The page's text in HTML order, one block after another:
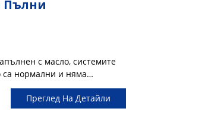
Пълни
с масло, системите
са нормални и няма
за бензин и
в резервоара на
което няма да
Преглед На Детайли